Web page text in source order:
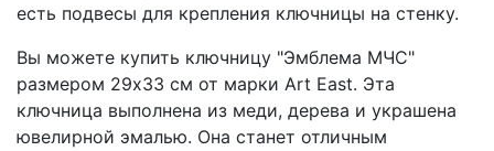
есть подвесы для крепления ключницы на стенку.
Вы можете купить ключницу "Эмблема МЧС"
размером 29х33 см от марки Art East. Эта
ключница выполнена из меди, дерева и украшена
ювелирной эмалью. Она станет отличным